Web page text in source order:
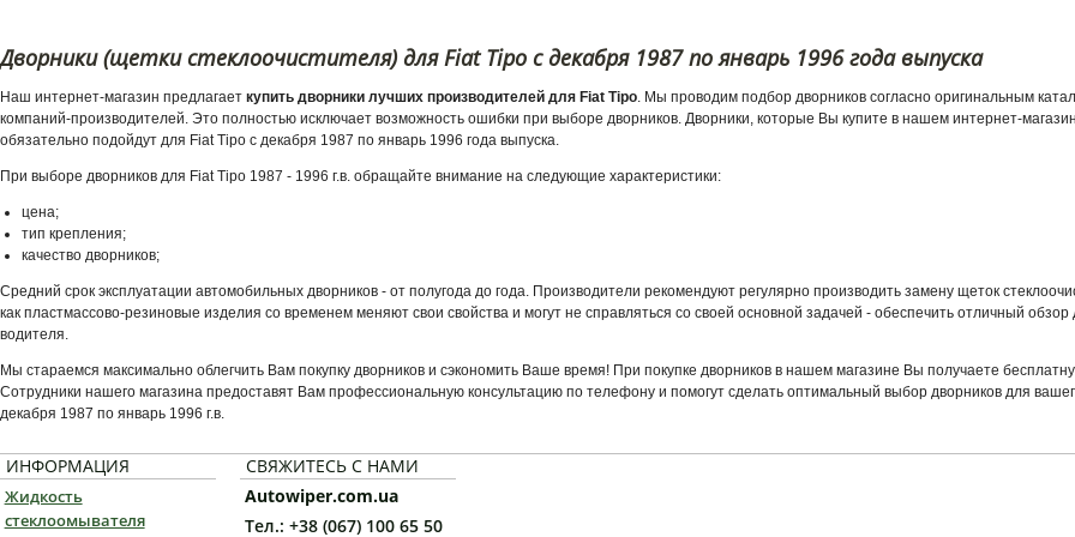
Дворники (щетки стеклоочистителя) для Fiat Tipo с декабря 1987 по январь 1996 года выпуска
Наш интернет-магазин предлагает купить дворники лучших производителей для Fiat Tipo. Мы проводим подбор дворников согласно оригинальным
компаний-производителей. Это полностью исключает возможность ошибки при выборе дворников. Дворники, которые Вы купите в нашем интернет-
обязательно подойдут для Fiat Tipo с декабря 1987 по январь 1996 года выпуска.
При выборе дворников для Fiat Tipo 1987 - 1996 г.в. обращайте внимание на следующие характеристики:
цена;
тип крепления;
качество дворников;
Средний срок эксплуатации автомобильных дворников - от полугода до года. Производители рекомендуют регулярно производить замену щеток
как пластмассово-резиновые изделия со временем меняют свои свойства и могут не справляться со своей основной задачей - обеспечить отличный обзор
водителя.
Мы стараемся максимально облегчить Вам покупку дворников и сэкономить Ваше время! При покупке дворников в нашем магазине Вы получаете
Сотрудники нашего магазина предоставят Вам профессиональную консультацию по телефону и помогут сделать оптимальный выбор дворников для
декабря 1987 по январь 1996 г.в.
ИНФОРМАЦИЯ
Жидкость
стеклоомывателя
СВЯЖИТЕСЬ С НАМИ
Autowiper.com.ua
Тел.: +38 (067) 100 65 50